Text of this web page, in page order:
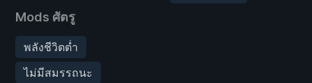
Mods ศัตรู
พลังชีวิตต่ำ
ไม่มีสมรรถนะ